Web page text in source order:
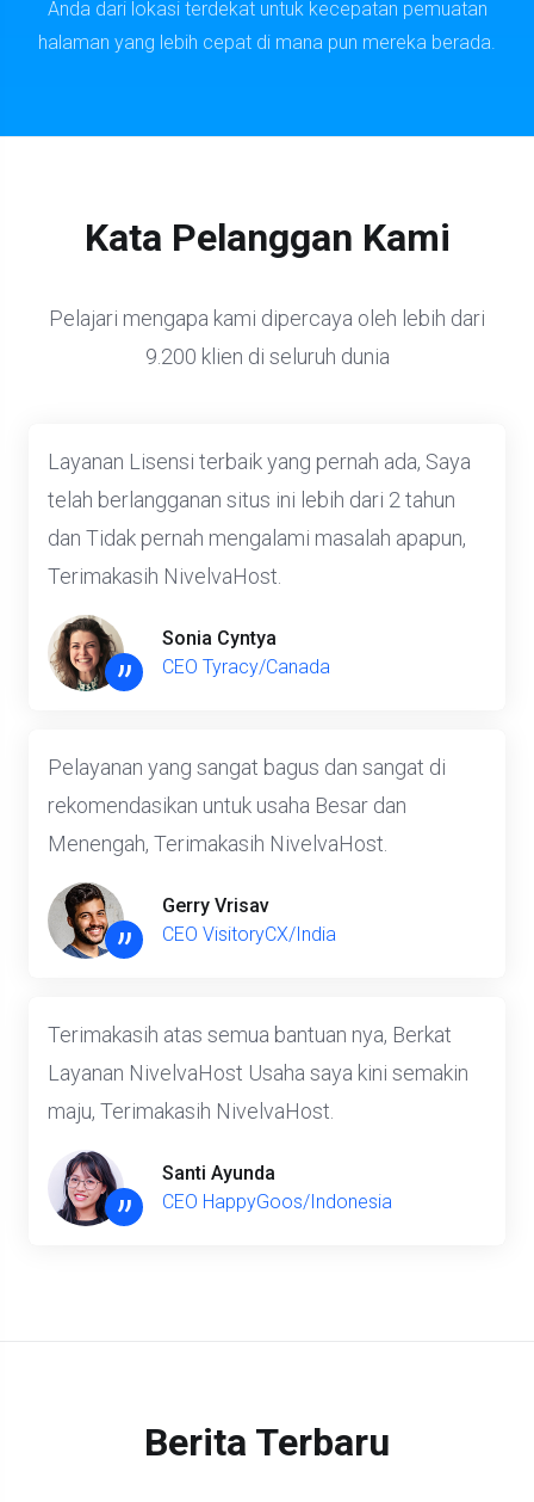
halaman yang lebih cepat di mana pun mereka berada.
Kata Pelanggan Kami
Pelajari mengapa kami dipercaya oleh lebih dari
9.200 klien di seluruh dunia
Layanan Lisensi terbaik yang pernah ada, Saya
telah berlangganan situs ini lebih dari 2 tahun
dan Tidak pernah mengalami masalah apapun,
Terimakasih NivelvaHost.
”
Sonia Cyntya
CEO Tyracy/Canada
Pelayanan yang sangat bagus dan sangat di
rekomendasikan untuk usaha Besar dan
Menengah, Terimakasih NivelvaHost.
”
Gerry Vrisav
CEO VisitoryCX/India
Terimakasih atas semua bantuan nya, Berkat
Layanan NivelvaHost Usaha saya kini semakin
maju, Terimakasih NivelvaHost.
”
Santi Ayunda
CEO HappyGoos/Indonesia
Berita Terbaru